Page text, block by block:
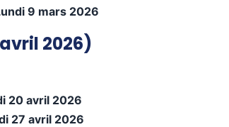
9 mars 2026
2026)
20 avril 2026
27 avril 2026